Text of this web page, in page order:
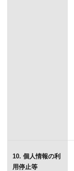
10. 個人情報の利
用停止等